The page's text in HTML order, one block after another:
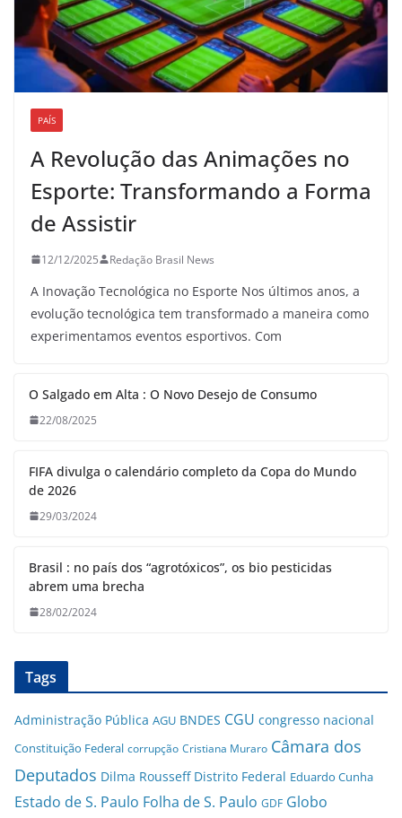
PAÍS
A Revolução das Animações no
Esporte: Transformando a Forma
de Assistir
12/12/2025 Redação Brasil News
A Inovação Tecnológica no Esporte Nos últimos anos, a
evolução tecnológica tem transformado a maneira como
experimentamos eventos esportivos. Com
O Salgado em Alta : O Novo Desejo de Consumo
22/08/2025
FIFA divulga o calendário completo da Copa do Mundo
de 2026
29/03/2024
Brasil : no país dos “agrotóxicos”, os bio pesticidas
abrem uma brecha
28/02/2024
Tags
Administração Pública AGU BNDES CGU congresso nacional
Constituição Federal corrupção Cristiana Muraro Câmara dos
Deputados Dilma Rousseff Distrito Federal Eduardo Cunha
Estado de S. Paulo Folha de S. Paulo GDF Globo